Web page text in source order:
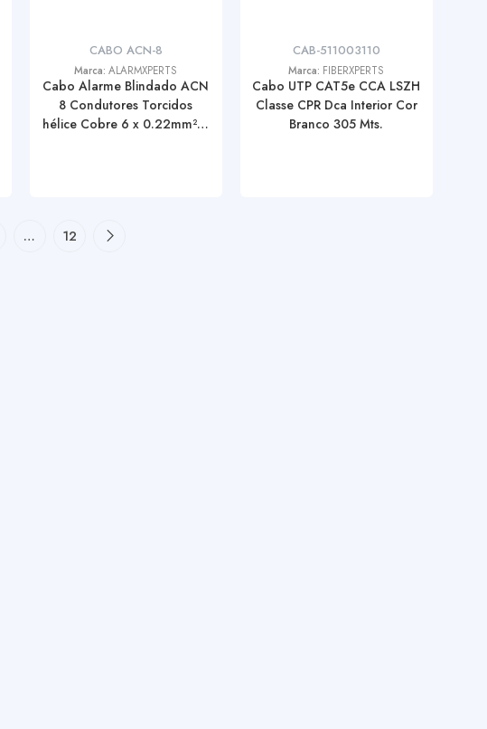
CABO ACN-8
Marca:ALARMXPERTS
Cabo Alarme Blindado ACN
8 Condutores Torcidos
hélice Cobre 6 x 0.22mm² 2
CAB-511003110
Marca: FIBERXPERTS
Cabo UTP CAT5e CCA LSZH
Classe CPR Dca Interior Cor
Branco 305 Mts.
… 12